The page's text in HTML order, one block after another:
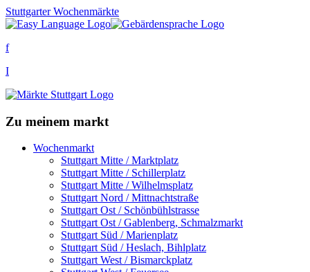
Stuttgarter Wochenmärkte
f
I
Zu meinem markt
Wochenmarkt
Stuttgart Mitte / Marktplatz
Stuttgart Mitte / Schillerplatz
Stuttgart Mitte / Wilhelmsplatz
Stuttgart Nord / Mittnachtstraße
Stuttgart Ost / Schönbühlstrasse
Stuttgart Ost / Gablenberg, Schmalzmarkt
Stuttgart Süd / Marienplatz
Stuttgart Süd / Heslach, Bihlplatz
Stuttgart West / Bismarckplatz